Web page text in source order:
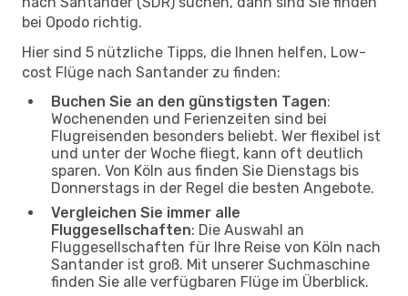
bei Opodo richtig.
Hier sind 5 nützliche Tipps, die Ihnen helfen, Low-
cost Flüge nach Santander zu finden:
Buchen Sie an den günstigsten Tagen:
Wochenenden und Ferienzeiten sind bei
Flugreisenden besonders beliebt. Wer flexibel ist
und unter der Woche fliegt, kann oft deutlich
sparen. Von Köln aus finden Sie Dienstags bis
Donnerstags in der Regel die besten Angebote.
Vergleichen Sie immer alle
Fluggesellschaften: Die Auswahl an
Fluggesellschaften für Ihre Reise von Köln nach
Santander ist groß. Mit unserer Suchmaschine
finden Sie alle verfügbaren Flüge im Überblick.